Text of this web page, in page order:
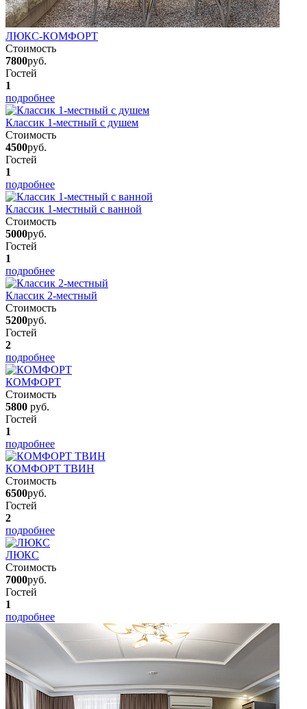
ЛЮКС-КОМФОРТ
Стоимость
7800руб.
Гостей
1
подробнее
Классик 1-местный с душем
Стоимость
4500руб.
Гостей
1
подробнее
Классик 1-местный с ванной
Стоимость
5000руб.
Гостей
1
подробнее
Классик 2-местный
Стоимость
5200руб.
Гостей
2
подробнее
КОМФОРТ
Стоимость
5800 руб.
Гостей
1
подробнее
КОМФОРТ ТВИН
Стоимость
6500руб.
Гостей
2
подробнее
ЛЮКС
Стоимость
7000руб.
Гостей
1
подробнее